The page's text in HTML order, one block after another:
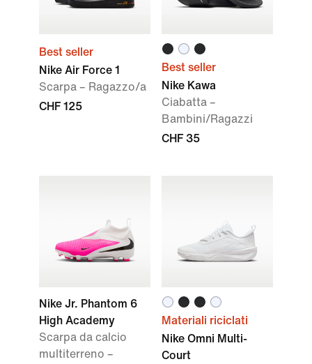
Best seller
Nike Air Force 1
Scarpa – Ragazzo/a
CHF 125
Best seller
Nike Kawa
Ciabatta –
Bambini/Ragazzi
CHF 35
Nike Jr. Phantom 6
High Academy
Scarpa da calcio
multiterreno –
Materiali riciclati
Nike Omni Multi-
Court